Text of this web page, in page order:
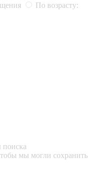
По возрасту:
поиска
мы могли сохранить